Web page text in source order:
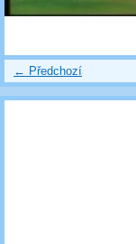
← Předchozí